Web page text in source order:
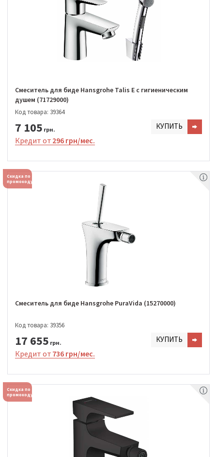
Смеситель для биде Hansgrohe Talis E с гигиеническим
душем (71729000)
Код товара: 39364
7 105 грн. КУПИТЬ
Кредит от 296 грн/мес.
Скидка по
промокоду
Смеситель для биде Hansgrohe PuraVida (15270000)
Код товара: 39356
17 655 грн. КУПИТЬ
Кредит от 736 грн/мес.
Скидка по
промокоду